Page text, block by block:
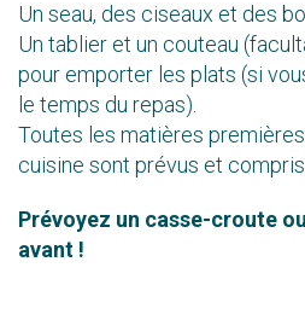
Un seau, des ciseaux et des
Un tablier et un couteau
pour emporter les plats (si
le temps du repas).
Toutes les matières
cuisine sont prévus et compris
Prévoyez un casse-croute
avant !